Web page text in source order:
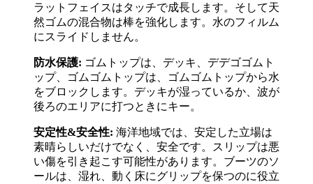
ラットフェイスはタッチで成長します。そして天
然ゴムの混合物は棒を強化します。水のフィルム
にスライドしません。
防水保護: ゴムトップは、デッキ、デデゴゴムト
ップ、ゴムゴムトップは、ゴムゴムトップから水
をブロックします。デッキが湿っているか、波が
後ろのエリアに打つときにキー。
安定性&安全性: 海洋地域では、安定した立場は
素晴らしいだけでなく、安全です。スリップは悪
い傷を引き起こす可能性があります。ブーツのソ
ールは、湿れ、動く床にグリップを保つのに役立